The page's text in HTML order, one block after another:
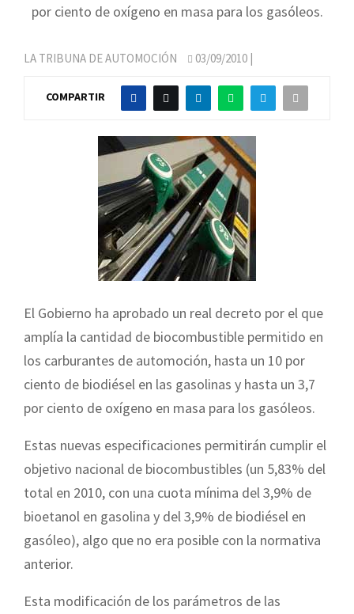
por ciento de oxígeno en masa para los gasóleos.
LA TRIBUNA DE AUTOMOCIÓN 03/09/2010 |
COMPARTIR
El Gobierno ha aprobado un real decreto por el que
amplía la cantidad de biocombustible permitido en
los carburantes de automoción, hasta un 10 por
ciento de biodiésel en las gasolinas y hasta un 3,7
por ciento de oxígeno en masa para los gasóleos.
Estas nuevas especificaciones permitirán cumplir el
objetivo nacional de biocombustibles (un 5,83% del
total en 2010, con una cuota mínima del 3,9% de
bioetanol en gasolina y del 3,9% de biodiésel en
gasóleo), algo que no era posible con la normativa
anterior.
Esta modificación de los parámetros de las